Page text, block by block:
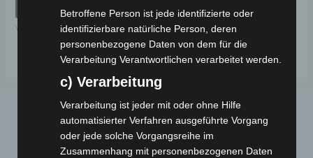
VS2
Betroffene Person ist jede identifizierte oder
identifizierbare natürliche Person, deren
personenbezogene Daten von dem für die
Verarbeitung Verantwortlichen verarbeitet werden.
c) Verarbeitung
Verarbeitung ist jeder mit oder ohne Hilfe
automatisierter Verfahren ausgeführte Vorgang
oder jede solche Vorgangsreihe im
Zusammenhang mit personenbezogenen Daten